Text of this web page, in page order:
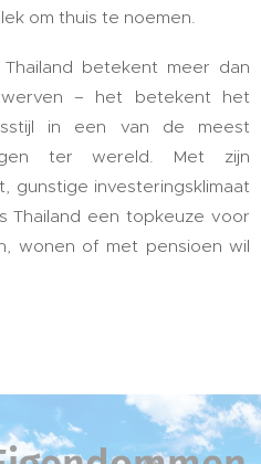
om thuis te noemen.
betekent meer dan
– het betekent het
in een van de meest
ter wereld. Met zijn
gunstige investeringsklimaat
Thailand een topkeuze voor
wonen of met pensioen wil